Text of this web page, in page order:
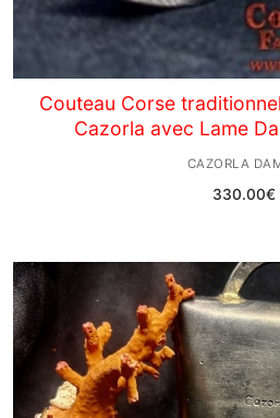
Couteau Corse
Cazorla avec Lame
CAZORLA
330.00€